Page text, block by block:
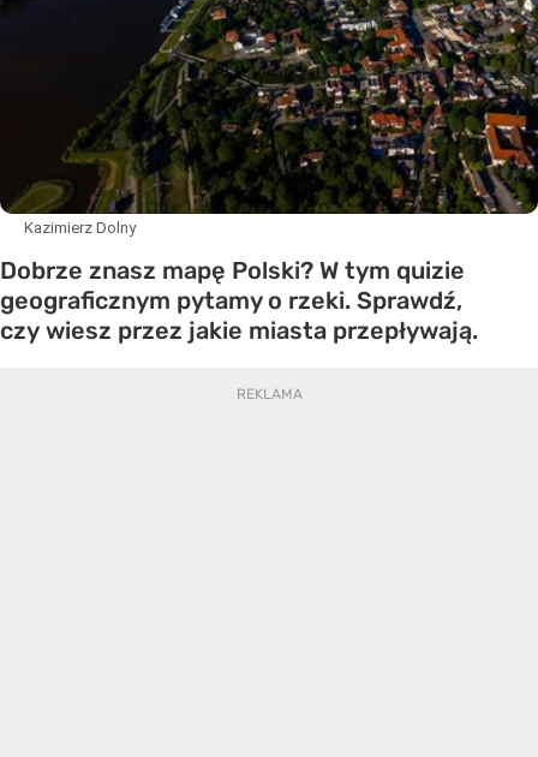
Kazimierz Dolny
Dobrze znasz mapę Polski? W tym quizie
geograficznym pytamy o rzeki. Sprawdź,
czy wiesz przez jakie miasta przepływają.